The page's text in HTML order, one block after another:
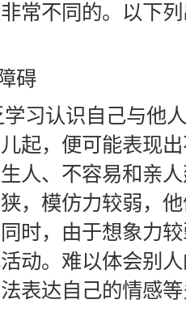
常不同的。以下
碍
习认识自己与他
起，便可能表现
人、不容易和亲
，模仿力较弱，
时，由于想象力
动。难以体会别
表达自己的情感